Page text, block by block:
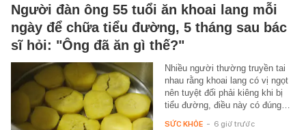
Người đàn ông 55 tuổi ăn khoai lang mỗi
ngày để chữa tiểu đường, 5 tháng sau bác
sĩ hỏi: "Ông đã ăn gì thế?"
Nhiều người thường truyền tai
nhau rằng khoai lang có vị ngọt
nên tuyệt đối phải kiêng khi bị
tiểu đường, điều này có đúng…
SỨC KHỎE - 6 giờ trước